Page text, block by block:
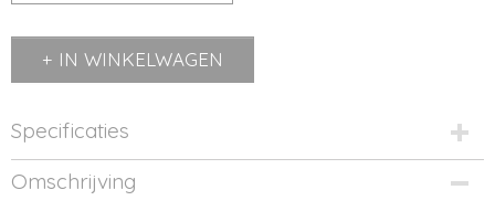
IN WINKELWAGEN
Specificaties
Productcode
B500-1
Omschrijving